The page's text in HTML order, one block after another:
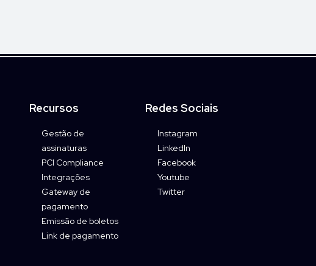
Recursos
Gestão de
assinaturas
PCI Compliance
Integrações
Gateway de
pagamento
Emissão de boletos
Link de pagamento
Redes Sociais
Instagram
LinkedIn
Facebook
Youtube
Twitter